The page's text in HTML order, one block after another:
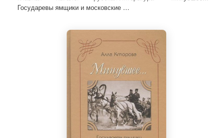
Государевы ямщики и московские …